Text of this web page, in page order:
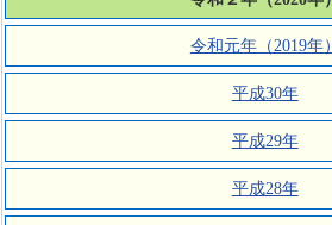
令和元年（2019年）
平成30年
平成29年
平成28年